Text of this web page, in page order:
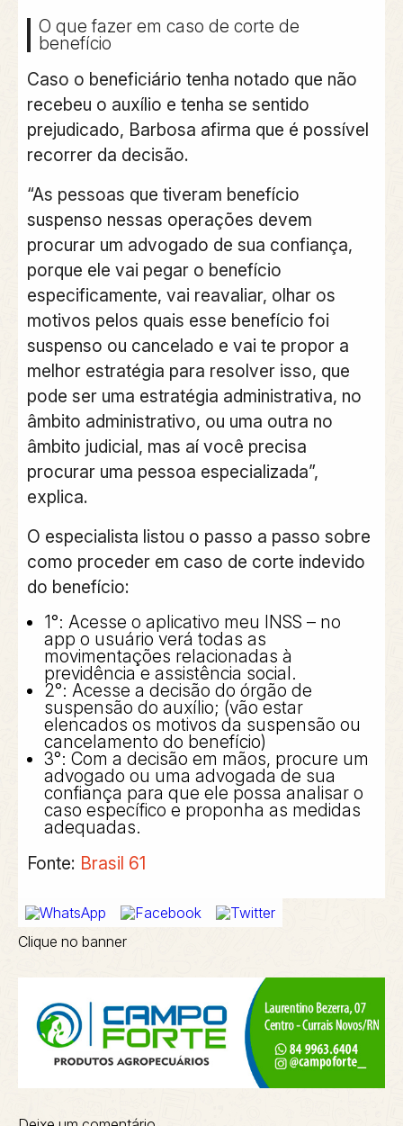
O que fazer em caso de corte de
benefício
Caso o beneficiário tenha notado que não
recebeu o auxílio e tenha se sentido
prejudicado, Barbosa afirma que é possível
recorrer da decisão.
“As pessoas que tiveram benefício
suspenso nessas operações devem
procurar um advogado de sua confiança,
porque ele vai pegar o benefício
especificamente, vai reavaliar, olhar os
motivos pelos quais esse benefício foi
suspenso ou cancelado e vai te propor a
melhor estratégia para resolver isso, que
pode ser uma estratégia administrativa, no
âmbito administrativo, ou uma outra no
âmbito judicial, mas aí você precisa
procurar uma pessoa especializada”,
explica.
O especialista listou o passo a passo sobre
como proceder em caso de corte indevido
do benefício:
1°: Acesse o aplicativo meu INSS – no
app o usuário verá todas as
movimentações relacionadas à
previdência e assistência social.
2°: Acesse a decisão do órgão de
suspensão do auxílio; (vão estar
elencados os motivos da suspensão ou
cancelamento do benefício)
3°: Com a decisão em mãos, procure um
advogado ou uma advogada de sua
confiança para que ele possa analisar o
caso específico e proponha as medidas
adequadas.
Fonte: Brasil 61
Clique no banner